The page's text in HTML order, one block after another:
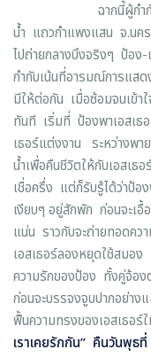
ฉากนี้ผู้กำกั
น้ำ แถวกำแพงแสน จ.นค
ไปถ่ายกลางบึงจริงๆ ป้อง
กำกับเน้นที่อารมณ์การแส
มีให้ต่อกัน เมื่อซ้อมจนเข้
ทันที เริ่มที่ ป้องพาเอสเธ
เธอร์แต่งงาน ระหว่างพา
น้ำเพื่อคืนชีวิตให้กับเอสเธ
เชื่อครึ่ง แต่ก็รับรู้ได้ว่าป้อ
เงียบๆ อยู่สักพัก ก่อนจะเอื้
แน่น ราวกับจะถ่ายทอดคว
เอสเธอร์ลองหยุดใช้สมอง
ความรักของป้อง ทั้งคู่จ้อง
ก่อนจะบรรจงจูบปากอย่าง
ฟื้นความทรงของเอสเธอร์
เราเคยรักกัน” คืนวันพุธ